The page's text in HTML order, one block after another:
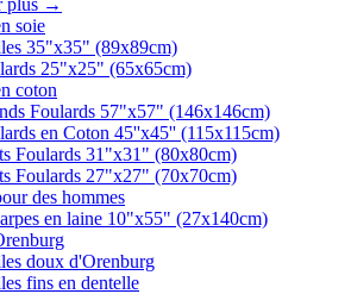
soie
35"x35" (89x89cm)
25"x25" (65x65cm)
coton
Foulards 57"x57" (146x146cm)
en Coton 45''x45'' (115x115cm)
Foulards 31"x31" (80x80cm)
Foulards 27"x27" (70x70cm)
des hommes
en laine 10"x55" (27x140cm)
doux d'Orenburg
fins en dentelle